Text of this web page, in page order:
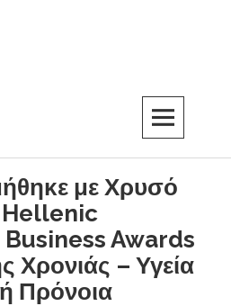
με Χρυσό
Hellenic
Awards
Χρονιάς – Υγεία
Πρόνοια